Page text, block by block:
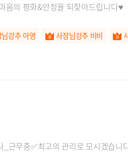
음의 평화&안정을 되찾아드립니다♥
강추 아영 사장님강추 비비
무중✅최고의 관리로 모시겠습니